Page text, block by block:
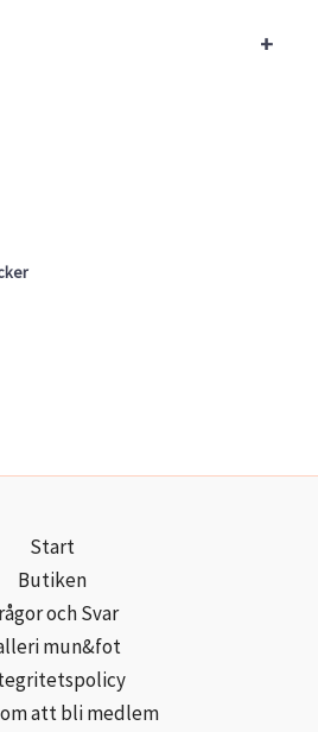
+
Start
Butiken
och Svar
mun&fot
att bli medlem